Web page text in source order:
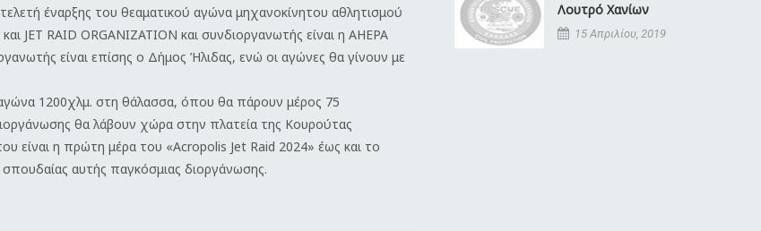
έναρξης του θεαματικού αγώνα μηχανοκίνητου αθλητισμού
JET RAID ORGANIZATION και συνδιοργανωτής είναι η AHEPA
είναι επίσης ο Δήμος Ήλιδας, ενώ οι αγώνες θα γίνουν με
αγώνα 1200χλμ. στη θάλασσα, όπου θα πάρουν μέρος 75
θα λάβουν χώρα στην πλατεία της Κουρούτας
είναι η πρώτη μέρα του «Acropolis Jet Raid 2024» έως και το
αυτής παγκόσμιας διοργάνωσης.
Λουτρό Χανίων
15 Απριλίου, 2019